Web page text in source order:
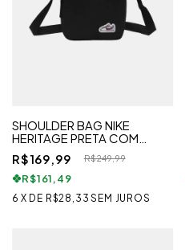
SHOULDER BAG NIKE
HERITAGE PRETA COM
PATCH SWOOSH
R$169,99 R$249,99
R$161,49
6 X DE R$28,33 SEM JUROS